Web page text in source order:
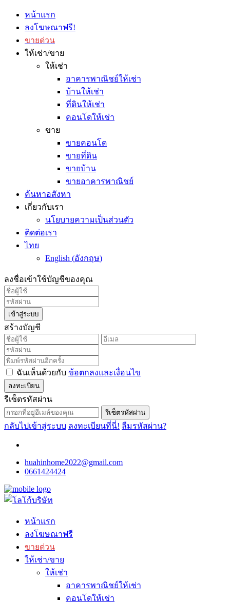
หน้าแรก
ลงโฆษณาฟรี!
ขายด่วน
ให้เช่า/ขาย
ให้เช่า
อาคารพาณิชย์ให้เช่า
บ้านให้เช่า
ที่ดินให้เช่า
คอนโดให้เช่า
ขาย
ขายคอนโด
ขายที่ดิน
ขายบ้าน
ขายอาคารพาณิชย์
ค้นหาอสังหา
เกี่ยวกับเรา
นโยบายความเป็นส่วนตัว
ติดต่อเรา
ไทย
English (อังกฤษ)
ลงชื่อเข้าใช้บัญชีของคุณ
เข้าสู่ระบบ
สร้างบัญชี
ฉันเห็นด้วยกับ ข้อตกลงและเงื่อนไข
ลงทะเบียน
รีเซ็ตรหัสผ่าน
รีเซ็ตรหัสผ่าน
กลับไปเข้าสู่ระบบ ลงทะเบียนที่นี่! ลืมรหัสผ่าน?
huahinhome2022@gmail.com
0661424424
หน้าแรก
ลงโฆษณาฟรี
ขายด่วน
ให้เช่า/ขาย
ให้เช่า
อาคารพาณิชย์ให้เช่า
คอนโดให้เช่า